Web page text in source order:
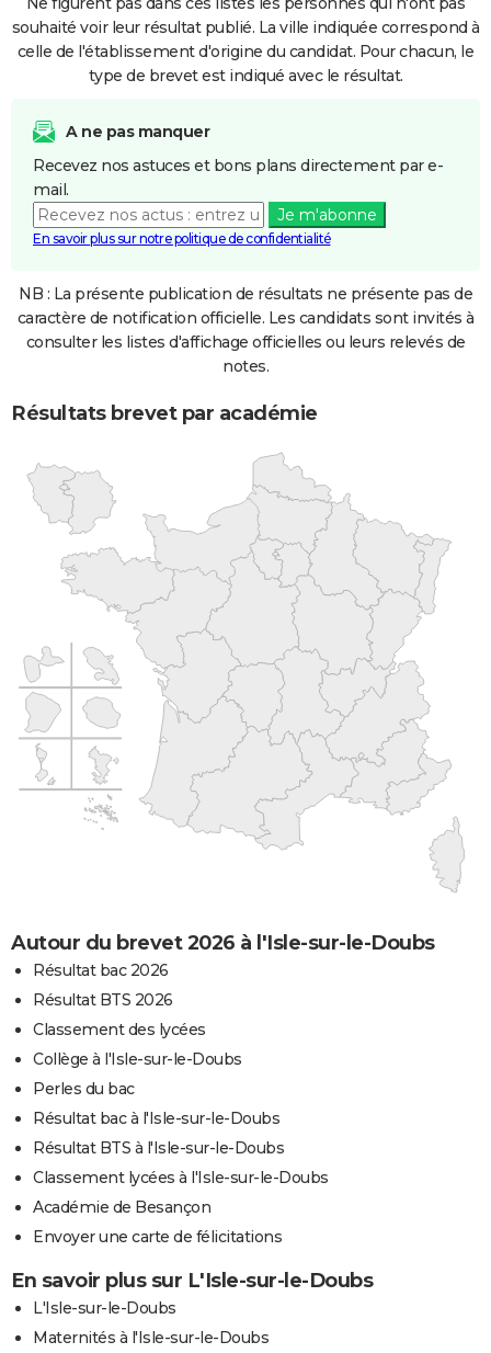
souhaité voir leur résultat publié. La ville indiquée correspond à
celle de l'établissement d'origine du candidat. Pour chacun, le
type de brevet est indiqué avec le résultat.
A ne pas manquer
Recevez nos astuces et bons plans directement par e-
mail.
Je m'abonne
En savoir plus sur notre politique de confidentialité
NB : La présente publication de résultats ne présente pas de
caractère de notification officielle. Les candidats sont invités à
consulter les listes d'affichage officielles ou leurs relevés de
notes.
Résultats brevet par académie
Autour du brevet 2026 à l'Isle-sur-le-Doubs
Résultat bac 2026
Résultat BTS 2026
Classement des lycées
Collège à l'Isle-sur-le-Doubs
Perles du bac
Résultat bac à l'Isle-sur-le-Doubs
Résultat BTS à l'Isle-sur-le-Doubs
Classement lycées à l'Isle-sur-le-Doubs
Académie de Besançon
Envoyer une carte de félicitations
En savoir plus sur L'Isle-sur-le-Doubs
L'Isle-sur-le-Doubs
Maternités à l'Isle-sur-le-Doubs